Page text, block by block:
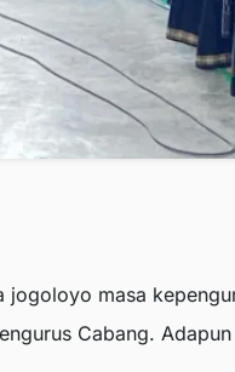
jogoloyo masa
Cabang.